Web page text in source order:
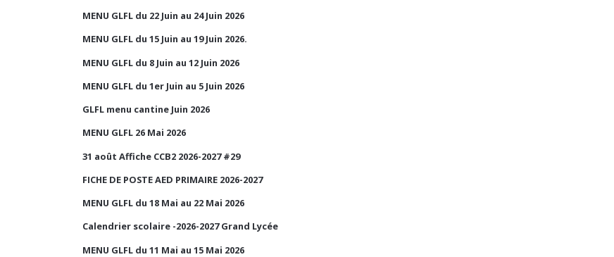
MENU GLFL du 22 Juin au 24 Juin 2026
MENU GLFL du 15 Juin au 19 Juin 2026.
MENU GLFL du 8 Juin au 12 Juin 2026
MENU GLFL du 1er Juin au 5 Juin 2026
GLFL menu cantine Juin 2026
MENU GLFL 26 Mai 2026
31 août Affiche CCB2 2026-2027 #29
FICHE DE POSTE AED PRIMAIRE 2026-2027
MENU GLFL du 18 Mai au 22 Mai 2026
Calendrier scolaire -2026-2027 Grand Lycée
MENU GLFL du 11 Mai au 15 Mai 2026